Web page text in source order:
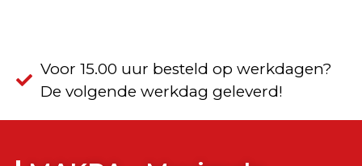
Voor 15.00 uur besteld op werkdagen?
De volgende werkdag geleverd!